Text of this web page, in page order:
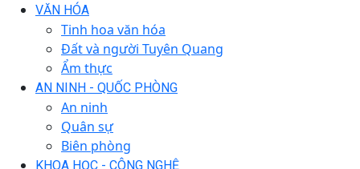
VĂN HÓA
Tinh hoa văn hóa
Đất và người Tuyên Quang
Ẩm thực
AN NINH - QUỐC PHÒNG
An ninh
Quân sự
Biên phòng
KHOA HỌC - CÔNG NGHỆ